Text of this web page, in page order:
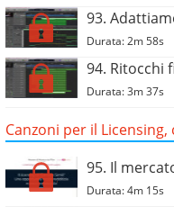
93.
Durata: 2m 58s
94. Ritocchi
Durata: 3m 37s
Canzoni per il
95. Il
Durata: 4m 15s